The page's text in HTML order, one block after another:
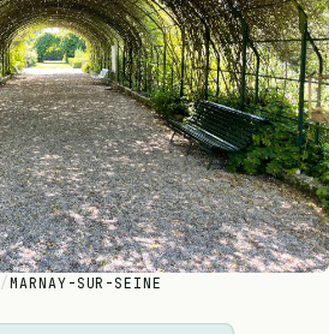
/MARNAY-SUR-SEINE